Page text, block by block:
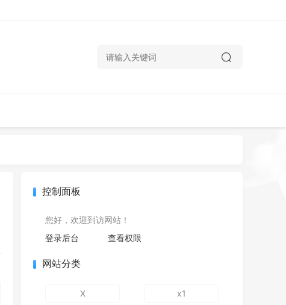
控制面板
您好，欢迎到访网站！
登录后台
查看权限
网站分类
X x1